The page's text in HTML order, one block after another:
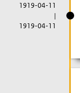
1919-04-11
|
1919-04-11